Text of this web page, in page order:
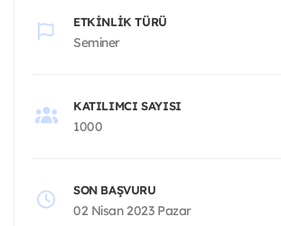
ETKINLIK TÜRÜ
Seminer
KATILIMCI SAYISI
1000
SON BAŞVURU
02 Nisan 2023 Pazar